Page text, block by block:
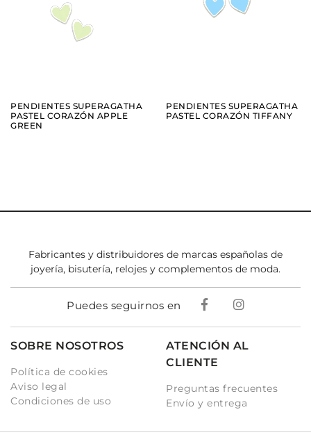
VER AÑADIR
PENDIENTES SUPERAGATHA
PASTEL CORAZÓN APPLE
GREEN
VER
PENDIENTES SUPERAGATHA
PASTEL CORAZÓN TIFFANY
Fabricantes y distribuidores de marcas españolas de
joyería, bisutería, relojes y complementos de moda.
Puedes seguirnos en
SOBRE NOSOTROS
Política de cookies
Aviso legal
Condiciones de uso
ATENCIÓN AL
CLIENTE
Preguntas frecuentes
Envío y entrega